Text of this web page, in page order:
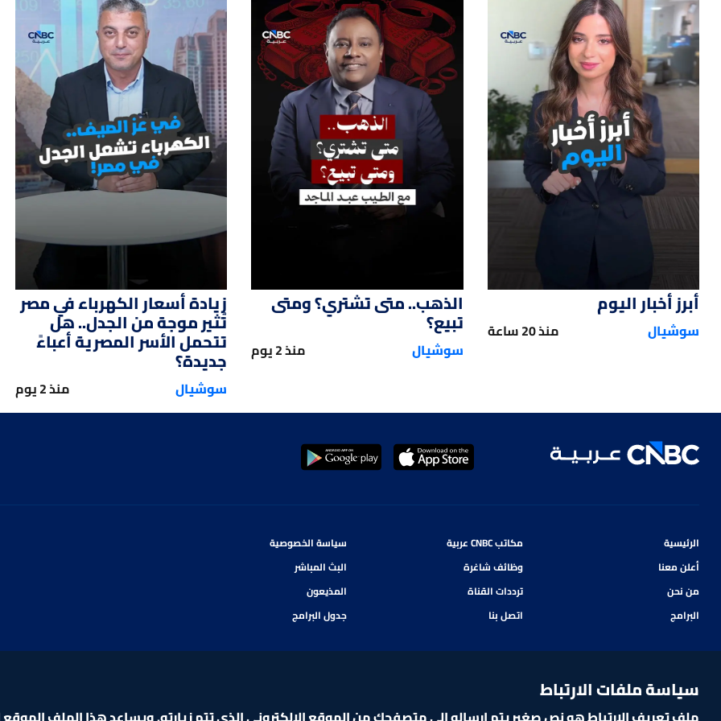
01:00
أبرز أخبار اليوم
سوشيال منذ 20 ساعة
02:14
الذهب.. متى تشتري؟ ومتى
تبيع؟
سوشيال منذ 2 يوم
01:51
زيادة أسعار الكهرباء في مصر
تُثير موجة من الجدل.. هل
تتحمل الأسر المصرية أعباءً
جديدة؟
سوشيال منذ 2 يوم
الرئيسية
أعلن معنا
من نحن
البرامج
مكاتب CNBC عربية
وظائف شاغرة
ترددات القناة
اتصل بنا
سياسة الخصوصية
البث المباشر
المذيعون
جدول البرامج
سياسة ملفات الارتباط